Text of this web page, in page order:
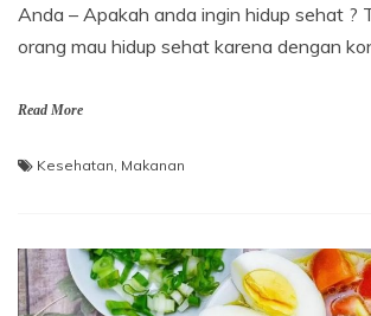
Anda – Apakah anda ingin hidup sehat ?
orang mau hidup sehat karena dengan
Read More
Kesehatan Makanan